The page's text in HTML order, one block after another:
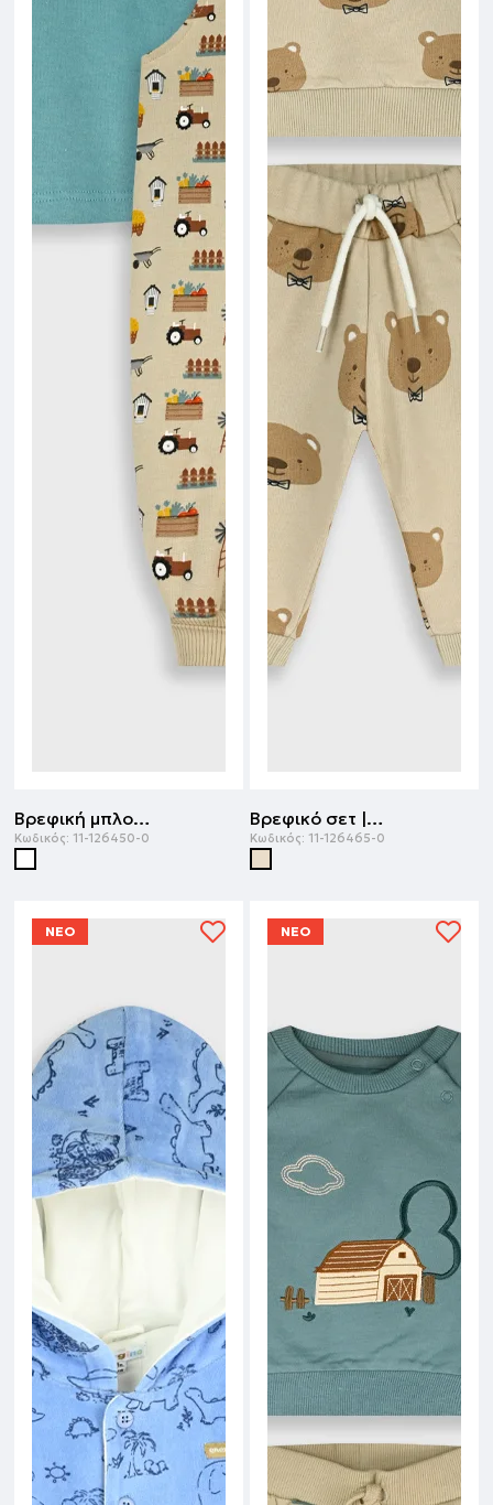
Βρεφική μπλούζα με σαλοπέτα | ΕΜΠΡΙΜΕ
Κωδικός: 11-126450-0
Βρεφικό σετ | ΒΑΝΙΛΙΑ
Κωδικός: 11-126465-0
ΝΕΟ ΝΕΟ